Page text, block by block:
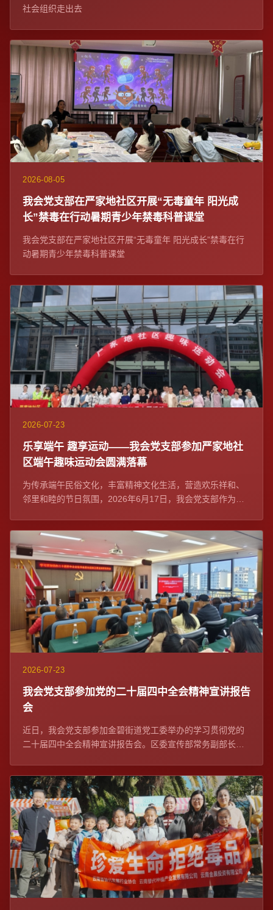
社会组织走出去
2026-08-05
我会党支部在严家地社区开展“无毒童年 阳光成
长”禁毒在行动暑期青少年禁毒科普课堂
我会党支部在严家地社区开展“无毒童年 阳光成长”禁毒在行
动暑期青少年禁毒科普课堂
2026-07-23
乐享端午 趣享运动——我会党支部参加严家地社
区端午趣味运动会圆满落幕
为传承端午民俗文化，丰富精神文化生活，营造欢乐祥和、
邻里和睦的节日氛围，2026年6月17日，我会党支部作为社
2026-07-23
我会党支部参加党的二十届四中全会精神宣讲报告
会
近日，我会党支部参加金碧街道党工委举办的学习贯彻党的
二十届四中全会精神宣讲报告会。区委宣传部常务副部长、